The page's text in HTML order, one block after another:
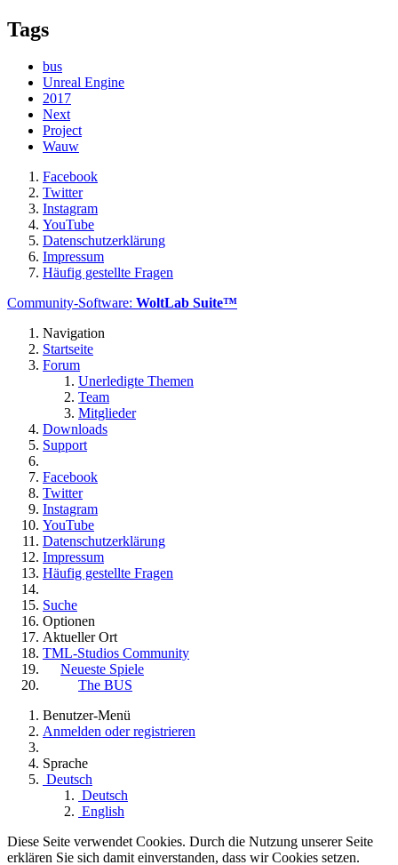
Tags
bus
Unreal Engine
2017
Next
Project
Wauw
Facebook
Twitter
Instagram
YouTube
Datenschutzerklärung
Impressum
Häufig gestellte Fragen
Community-Software: WoltLab Suite™
Navigation
Startseite
Forum
Unerledigte Themen
Team
Mitglieder
Downloads
Support
Facebook
Twitter
Instagram
YouTube
Datenschutzerklärung
Impressum
Häufig gestellte Fragen
Suche
Optionen
Aktueller Ort
TML-Studios Community
Neueste Spiele
The BUS
Benutzer-Menü
Anmelden oder registrieren
Sprache
Deutsch
Deutsch
English
Diese Seite verwendet Cookies. Durch die Nutzung unserer Seite
erklären Sie sich damit einverstanden, dass wir Cookies setzen.